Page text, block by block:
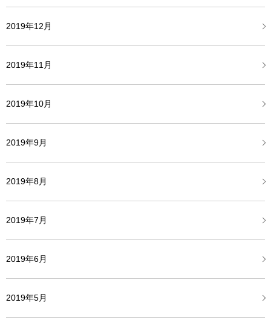
2019年12月
2019年11月
2019年10月
2019年9月
2019年8月
2019年7月
2019年6月
2019年5月